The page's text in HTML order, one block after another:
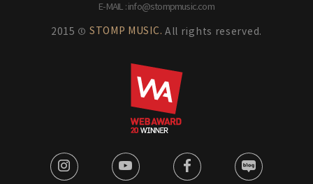
E-MAIL : info@stompmusic.com
2015 © STOMP MUSIC. All rights reserved.